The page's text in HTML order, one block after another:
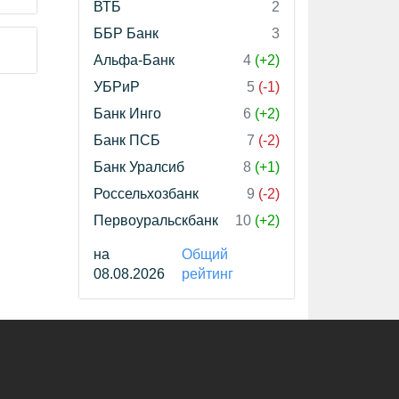
ВТБ
2
ББР Банк
3
Альфа-Банк
4 (+2)
УБРиР
5 (-1)
Банк Инго
6 (+2)
Банк ПСБ
7 (-2)
Банк Уралсиб
8 (+1)
Россельхозбанк
9 (-2)
Первоуральскбанк
10 (+2)
на
08.08.2026
Общий
рейтинг